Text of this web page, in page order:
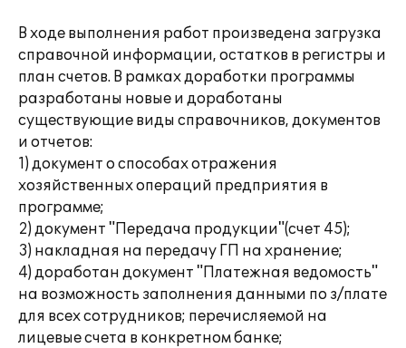
В ходе выполнения работ произведена загрузка
справочной информации, остатков в регистры и
план счетов. В рамках доработки программы
разработаны новые и доработаны
существующие виды справочников, документов
и отчетов:
1) документ о способах отражения
хозяйственных операций предприятия в
программе;
2) документ "Передача продукции"(счет 45);
3) накладная на передачу ГП на хранение;
4) доработан документ "Платежная ведомость"
на возможность заполнения данными по з/плате
для всех сотрудников; перечисляемой на
лицевые счета в конкретном банке;